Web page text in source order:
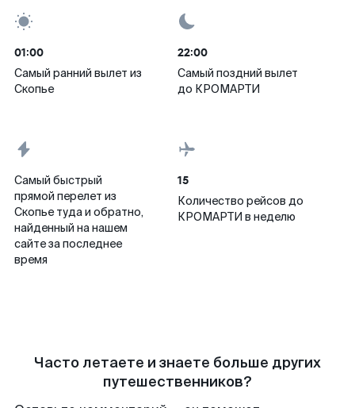
01:00
Самый ранний вылет из
Скопье
22:00
Самый поздний вылет
до КРОМАРТИ
Самый быстрый
прямой перелет из
Скопье туда и обратно,
найденный на нашем
сайте за последнее
время
15
Количество рейсов до
КРОМАРТИ в неделю
Часто летаете и знаете больше других
путешественников?